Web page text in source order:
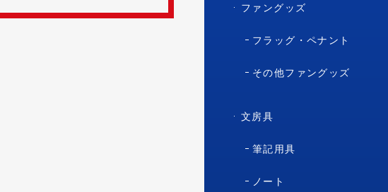
ファングッズ
フラッグ・ペナント
その他ファングッズ
文房具
筆記用具
ノート